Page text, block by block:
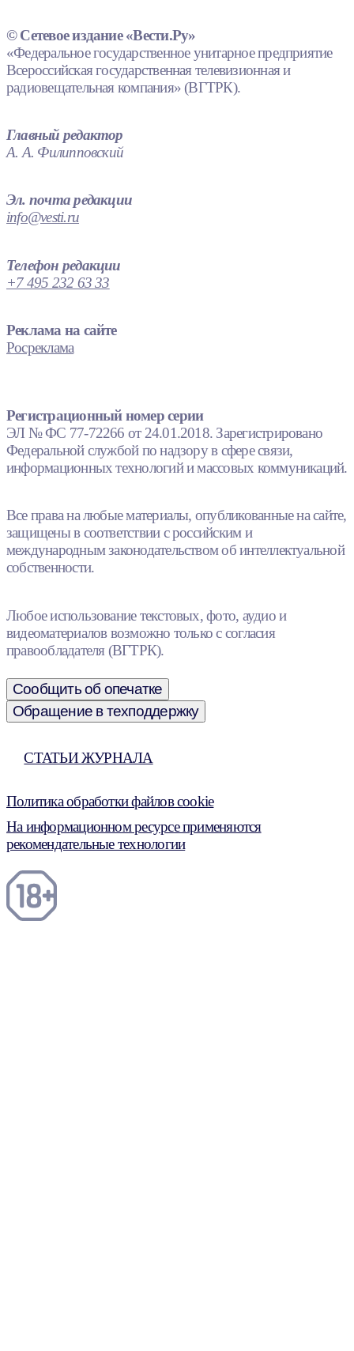
© Сетевое издание «Вести.Ру»
«Федеральное государственное унитарное предприятие
Всероссийская государственная телевизионная и
радиовещательная компания» (ВГТРК).
Главный редактор
А. А. Филипповский
Эл. почта редакции
info@vesti.ru
Телефон редакции
+7 495 232 63 33
Реклама на сайте
Росреклама
Регистрационный номер серии
ЭЛ № ФС 77-72266 от 24.01.2018. Зарегистрировано
Федеральной службой по надзору в сфере связи,
информационных технологий и массовых коммуникаций.
Все права на любые материалы, опубликованные на сайте,
защищены в соответствии с российским и
международным законодательством об интеллектуальной
собственности.
Любое использование текстовых, фото, аудио и
видеоматериалов возможно только с согласия
правообладателя (ВГТРК).
Сообщить об опечатке
Обращение в техподдержку
СТАТЬИ ЖУРНАЛА
Политика обработки файлов cookie
На информационном ресурсе применяются
рекомендательные технологии